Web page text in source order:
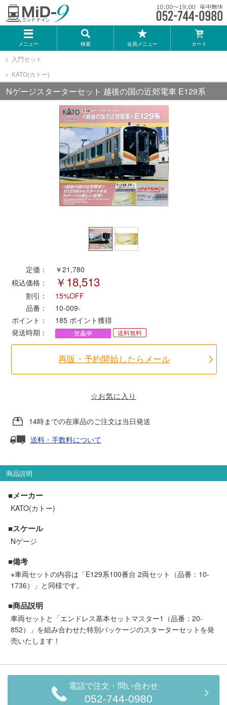
メニュー 検索 会員メニュー カート
メーカー一覧
TOMIX
KATO
トミーテック
マイクロエース
Bトレインショーティー
MODEMO(モデモ)
さんけい
トラムウェイ
走行エリア別 鉄道模型車両リスト
北海道・東北
中部
お役立ち情報
メルマガ登録 LINEお友達登録
入門セット
KATO(カトー)
Nゲージスターターセット 越後の国の近郊電車 E129系
定価：
￥21,780
税込価格：
￥18,513
割引：
15%OFF
品番：
10-009-
ポイント：
185 ポイント獲得
発送時期：
送料無料
再販・予約開始したらメール
☆お気に入り
14時までの在庫品のご注文は当日発送
送料・手数料について
商品説明
■メーカー
KATO(カトー)
■スケール
Nゲージ
■備考
※車両セットの内容は「E129系100番台 2両セット（品番：10-
1736）」と同様です。
■商品説明
車両セットと「エンドレス基本セットマスター1（品番：20-
852）」を組み合わせた特別パッケージのスターターセットを発
売いたします！
電話で注文・問い合わせ
052-744-0980